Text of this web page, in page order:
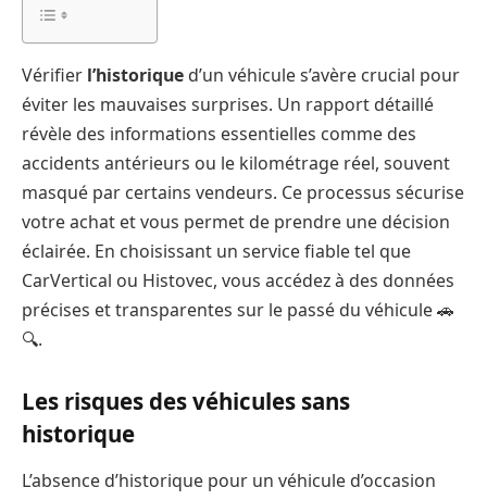
Vérifier l’historique d’un véhicule s’avère crucial pour
éviter les mauvaises surprises. Un rapport détaillé
révèle des informations essentielles comme des
accidents antérieurs ou le kilométrage réel, souvent
masqué par certains vendeurs. Ce processus sécurise
votre achat et vous permet de prendre une décision
éclairée. En choisissant un service fiable tel que
CarVertical ou Histovec, vous accédez à des données
précises et transparentes sur le passé du véhicule 🚗
🔍.
Les risques des véhicules sans
historique
L’absence d’historique pour un véhicule d’occasion